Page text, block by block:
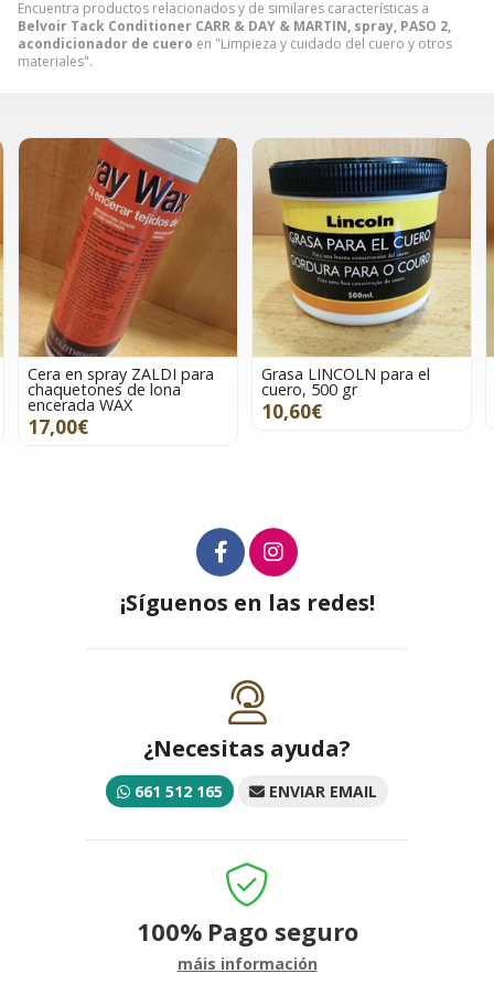
Encuentra productos relacionados y de similares características a
Belvoir Tack Conditioner CARR & DAY & MARTIN, spray, PASO 2,
acondicionador de cuero en "Limpieza y cuidado del cuero y otros
materiales".
Grasa LINCOLN para el
cuero, 500 gr
10,60€
Jaboncillo CARR & DAY &
MARTIN 500ml
17,50€
¡Síguenos en las redes!
¿Necesitas ayuda?
661 512 165 ENVIAR EMAIL
100% Pago seguro
máis información